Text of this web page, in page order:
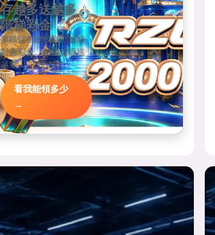
存越多送越多，
階梯彩金
累積儲值達標自動解鎖
對應彩金，階梯越高送
越狠。
看我能領多少
→